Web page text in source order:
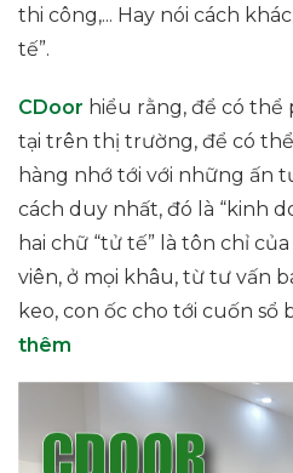
thi công,... Hay nói cách
tế”.
CDoor hiểu rằng, để có
tại trên thị trường, để có
hàng nhớ tới với những ấn
cách duy nhất, đó là “kinh
hai chữ “tử tế” là tôn chỉ
viên, ở mọi khâu, từ tư vấn
keo, con ốc cho tới cuốn sổ
thêm